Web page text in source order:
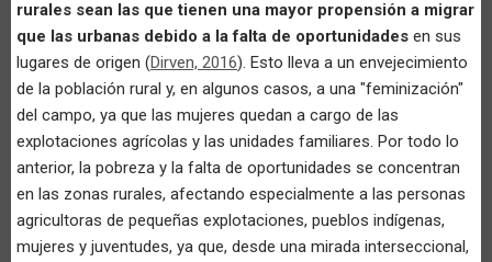
rurales sean las que tienen una mayor propensión a migrar
que las urbanas debido a la falta de oportunidades en sus
lugares de origen (Dirven, 2016). Esto lleva a un envejecimiento
de la población rural y, en algunos casos, a una "feminización"
del campo, ya que las mujeres quedan a cargo de las
explotaciones agrícolas y las unidades familiares. Por todo lo
anterior, la pobreza y la falta de oportunidades se concentran
en las zonas rurales, afectando especialmente a las personas
agricultoras de pequeñas explotaciones, pueblos indígenas,
mujeres y juventudes, ya que, desde una mirada interseccional,